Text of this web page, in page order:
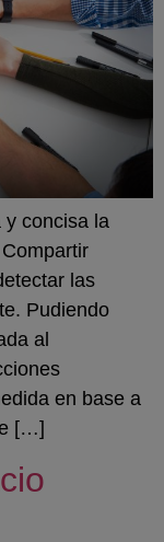
y concisa la
las
Pudiendo
al
en base a
[…]